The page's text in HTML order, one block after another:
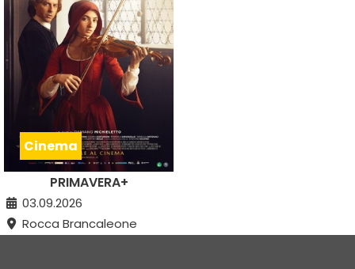
Cinema
PRIMAVERA+
03.09.2026
Rocca Brancaleone